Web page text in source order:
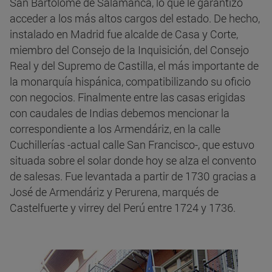
acceder a los más altos cargos del estado. De hecho,
instalado en Madrid fue alcalde de Casa y Corte,
miembro del Consejo de la Inquisición, del Consejo
Real y del Supremo de Castilla, el más importante de
la monarquía hispánica, compatibilizando su oficio
con negocios. Finalmente entre las casas erigidas
con caudales de Indias debemos mencionar la
correspondiente a los Armendáriz, en la calle
Cuchillerías -actual calle San Francisco-, que estuvo
situada sobre el solar donde hoy se alza el convento
de salesas. Fue levantada a partir de 1730 gracias a
José de Armendáriz y Perurena, marqués de
Castelfuerte y virrey del Perú entre 1724 y 1736.